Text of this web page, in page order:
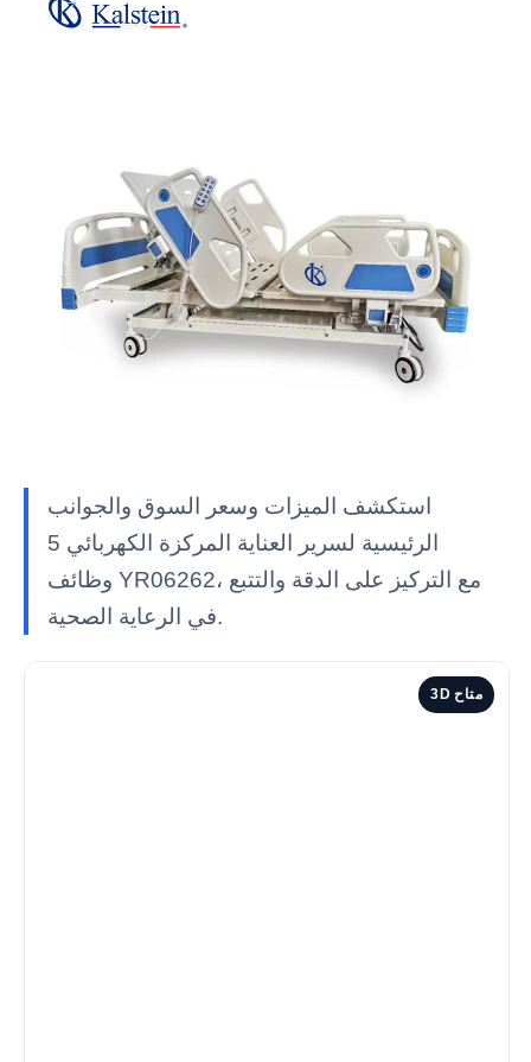
استكشف الميزات وسعر السوق والجوانب
الرئيسية لسرير العناية المركزة الكهربائي 5
وظائف YR06262، مع التركيز على الدقة والتتبع
في الرعاية الصحية.
3D متاح